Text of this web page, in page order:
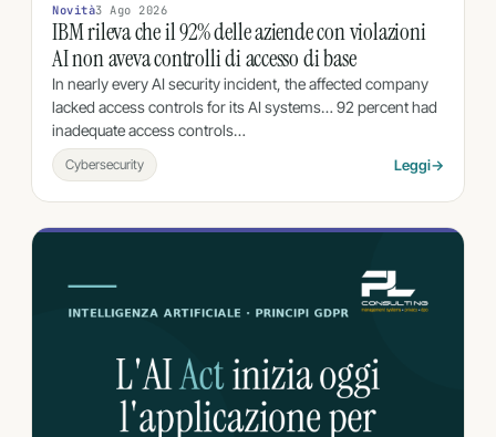
Novità3 Ago 2026
IBM rileva che il 92% delle aziende con violazioni
AI non aveva controlli di accesso di base
In nearly every AI security incident, the affected company
lacked access controls for its AI systems… 92 percent had
inadequate access controls…
Cybersecurity Leggi→